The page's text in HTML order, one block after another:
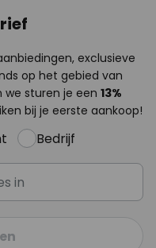
exclusieve
op het gebied van
we sturen je een 13%
bij je eerste aankoop!
Bedrijf